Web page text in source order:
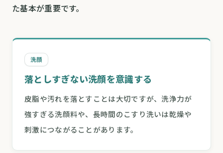
た基本が重要です。
洗顔
落としすぎない洗顔を意識する
皮脂や汚れを落とすことは大切ですが、洗浄力が
強すぎる洗顔料や、長時間のこすり洗いは乾燥や
刺激につながることがあります。